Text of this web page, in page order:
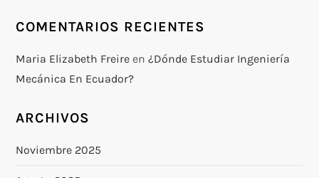
COMENTARIOS RECIENTES
Maria Elizabeth Freire en¿Dónde Estudiar Ingeniería
Mecánica En Ecuador?
ARCHIVOS
Noviembre 2025